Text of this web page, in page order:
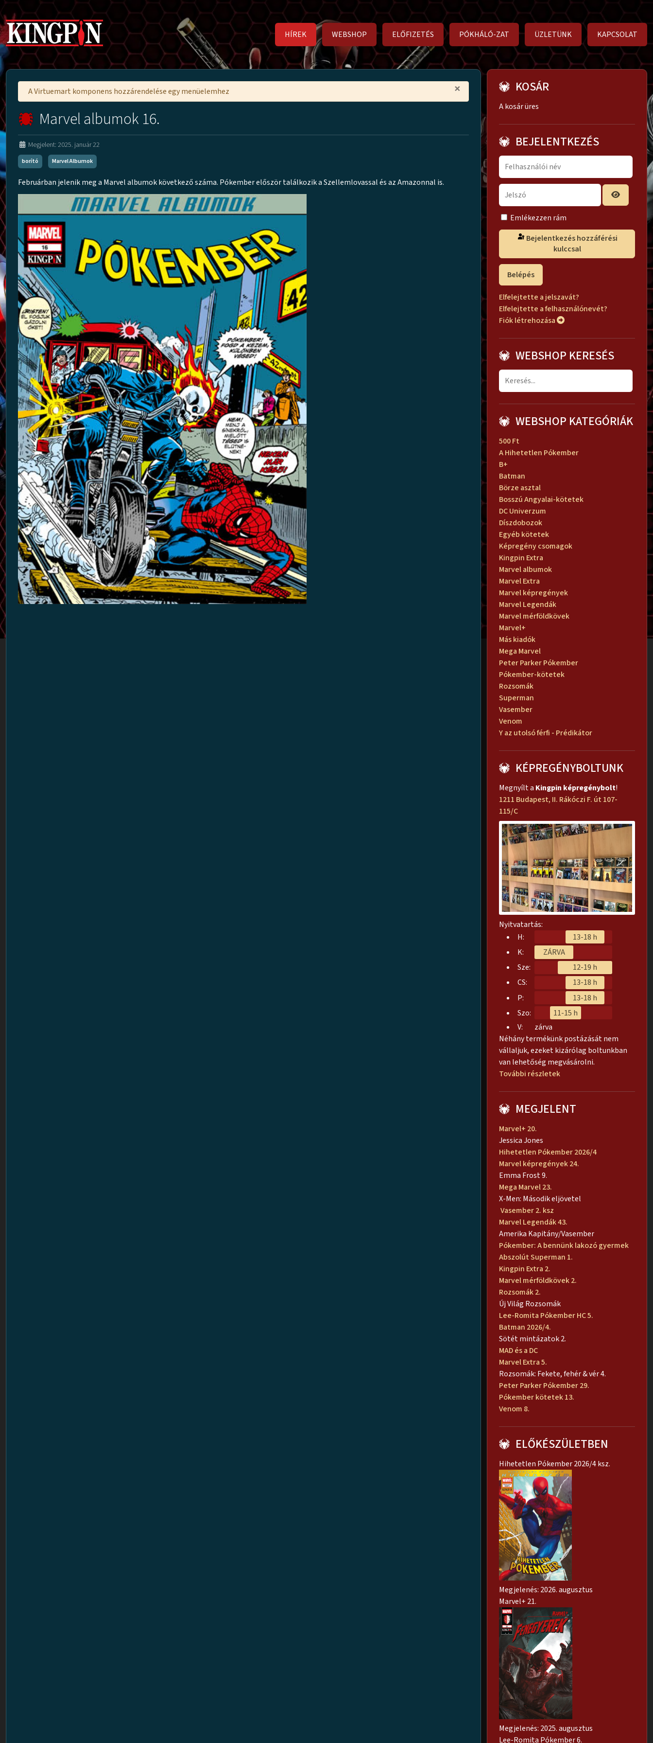
HÍREK WEBSHOP ELŐFIZETÉS PÓKHÁLÓ-ZAT ÜZLETÜNK KAPCSOLAT
×
A Virtuemart komponens hozzárendelése egy menüelemhez
Marvel albumok 16.
Megjelent: 2025. január 22
borító Marvel Albumok
Februárban jelenik meg a Marvel albumok következő száma. Pókember először találkozik a Szellemlovassal és az Amazonnal is.
KOSÁR
A kosár üres
BEJELENTKEZÉS
Emlékezzen rám
kulccsal
Belépés
Elfelejtette a jelszavát?
Elfelejtette a felhasználónevét?
Fiók létrehozása
WEBSHOP KERESÉS
WEBSHOP KATEGÓRIÁK
500 Ft
A Hihetetlen Pókember
B+
Batman
Börze asztal
Bosszú Angyalai-kötetek
DC Univerzum
Díszdobozok
Egyéb kötetek
Képregény csomagok
Kingpin Extra
Marvel albumok
Marvel Extra
Marvel képregények
Marvel Legendák
Marvel mérföldkövek
Marvel+
Más kiadók
Mega Marvel
Peter Parker Pókember
Pókember-kötetek
Rozsomák
Superman
Vasember
Venom
Y az utolsó férfi - Prédikátor
KÉPREGÉNYBOLTUNK
Megnyílt a Kingpin képregénybolt!
1211 Budapest, II. Rákóczi F. út 107-
115/C
Nyitvatartás:
H:
13-18 h
K:
ZÁRVA
Sze:
12-19 h
CS:
13-18 h
P:
13-18 h
Szo:
11-15 h
V:
zárva
Néhány termékünk postázását nem
vállaljuk, ezeket kizárólag boltunkban
van lehetőség megvásárolni.
További részletek
MEGJELENT
Marvel+ 20.
Jessica Jones
Hihetetlen Pókember 2026/4
Marvel képregények 24.
Emma Frost 9.
Mega Marvel 23.
X-Men: Második eljövetel
Vasember 2. ksz
Marvel Legendák 43.
Amerika Kapitány/Vasember
Pókember: A bennünk lakozó gyermek
Abszolút Superman 1.
Kingpin Extra 2.
Marvel mérföldkövek 2.
Rozsomák 2.
Új Világ Rozsomák
Lee-Romita Pókember HC 5.
Batman 2026/4.
Sötét mintázatok 2.
MAD és a DC
Marvel Extra 5.
Rozsomák: Fekete, fehér & vér 4.
Peter Parker Pókember 29.
Pókember kötetek 13.
Venom 8.
ELŐKÉSZÜLETBEN
Hihetetlen Pókember 2026/4 ksz.
Megjelenés: 2026. augusztus
Marvel+ 21.
Megjelenés: 2025. augusztus
Lee-Romita Pókember 6.